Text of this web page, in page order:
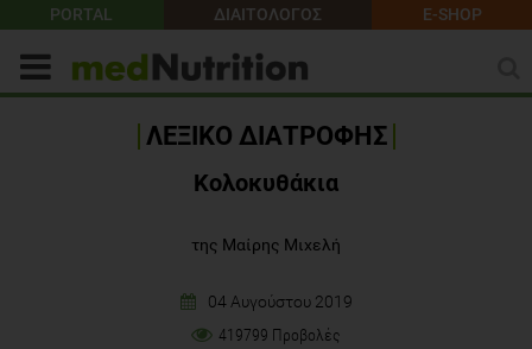
PORTAL ΔΙΑΙΤΟΛΟΓΟΣ E-SHOP
ΛΕΞΙΚΟ ΔΙΑΤΡΟΦΗΣ
Κολοκυθάκια
της Μαίρης Μιχελή
04 Αυγούστου 2019
419799 Προβολές